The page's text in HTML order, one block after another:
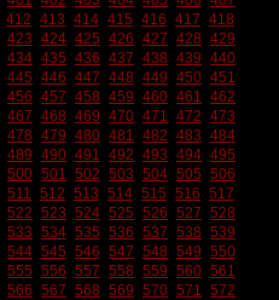
412 413 414 415 416 417 418
423 424 425 426 427 428 429
434 435 436 437 438 439 440
445 446 447 448 449 450 451
456 457 458 459 460 461 462
467 468 469 470 471 472 473
478 479 480 481 482 483 484
489 490 491 492 493 494 495
500 501 502 503 504 505 506
511 512 513 514 515 516 517
522 523 524 525 526 527 528
533 534 535 536 537 538 539
544 545 546 547 548 549 550
555 556 557 558 559 560 561
566 567 568 569 570 571 572